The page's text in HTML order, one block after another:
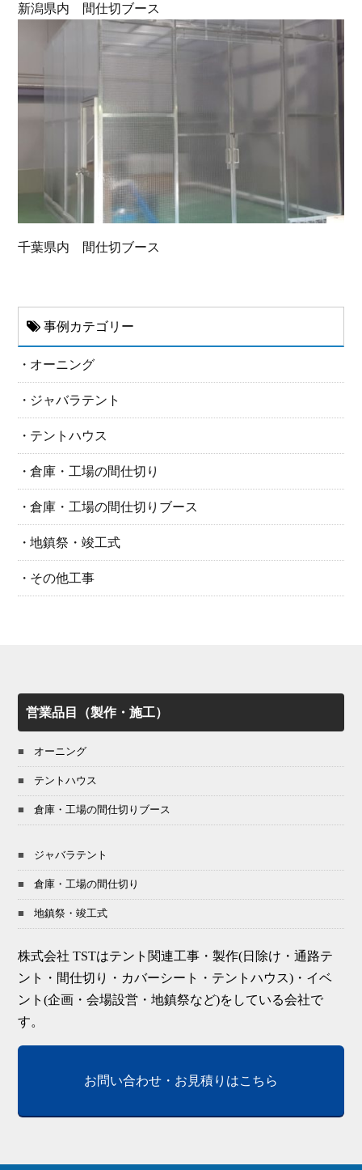
新潟県内 間仕切ブース
千葉県内 間仕切ブース
事例カテゴリー
オーニング
ジャバラテント
テントハウス
倉庫・工場の間仕切り
倉庫・工場の間仕切りブース
地鎮祭・竣工式
その他工事
営業品目（製作・施工）
オーニング
テントハウス
倉庫・工場の間仕切りブース
ジャバラテント
倉庫・工場の間仕切り
地鎮祭・竣工式
株式会社 TSTはテント関連工事・製作(日除け・通路テ
ント・間仕切り・カバーシート・テントハウス)・イベ
ント(企画・会場設営・地鎮祭など)をしている会社で
す。
お問い合わせ・お見積りはこちら